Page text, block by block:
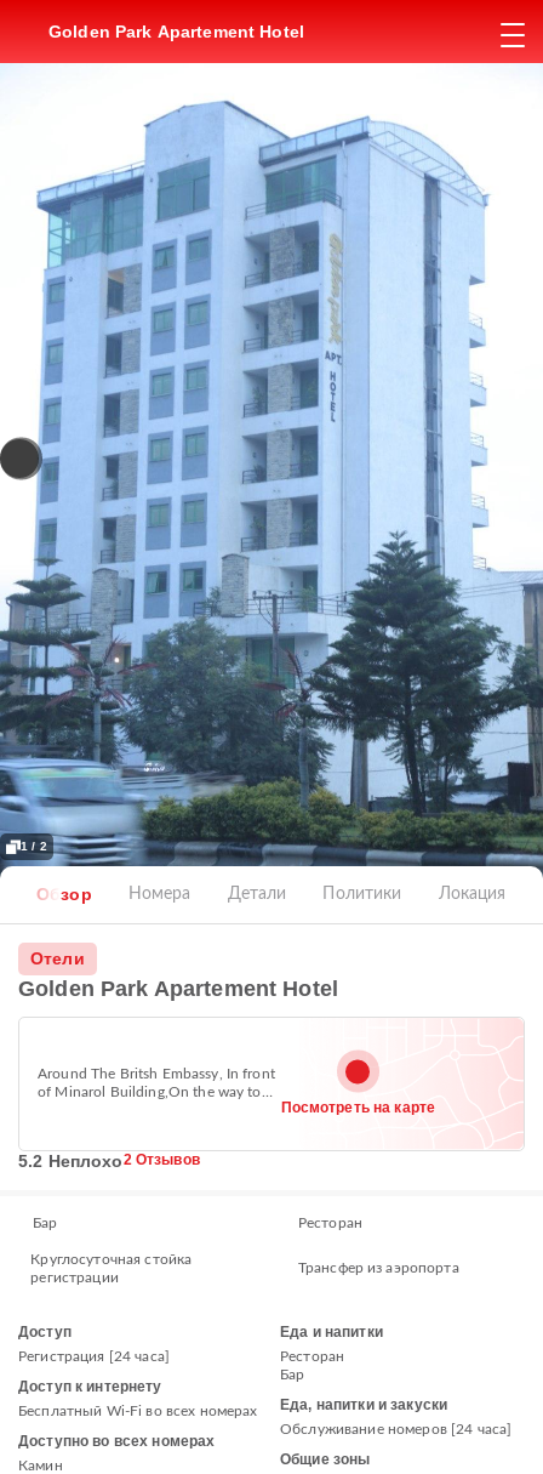
Golden Park Apartement Hotel
1 / 2
Обзор Номера Детали Политики Локация
Отели
Golden Park Apartement Hotel
Around The Britsh Embassy, In front
of Minarol Building,On the way to
Посмотреть на карте
5.2 Неплохо2 Отзывов
Бар Ресторан
Круглосуточная стойка
регистрации
Трансфер из аэропорта
Доступ
Регистрация [24 часа]
Доступ к интернету
Бесплатный Wi-Fi во всех номерах
Доступно во всех номерах
Камин
Еда и напитки
Ресторан
Бар
Еда, напитки и закуски
Обслуживание номеров [24 часа]
Общие зоны